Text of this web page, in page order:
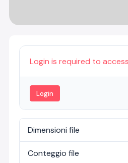
Login is required to
Login
Dimensioni file
Conteggio file